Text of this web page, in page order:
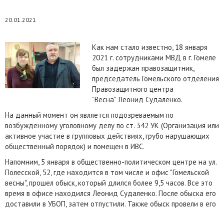
20.01.2021
Как нам стало известно, 18 января
2021 г. сотрудниками МВД в г. Гомеле
был задержан правозащитник,
председатель Гомельского отделения
Правозащитного центра
”Весна" Леонид Судаленко.
На данный момент он является подозреваемым по
возбужденному уголовному делу по ст. 342 УК (Организация или
активное участие в групповых действиях, грубо нарушающих
общественный порядок) и помещен в ИВС.
Напомним, 5 января в общественно-политическом центре на ул.
Полесской, 52, где находится в том числе и офис "Гомельской
весны", прошел обыск, который длился более 9,5 часов. Все это
время в офисе находился Леонид Судаленко. После обыска его
доставили в УБОП, затем отпустили. Также обыск провели в его